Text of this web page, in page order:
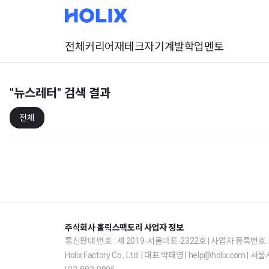
전체 커리어재테크자기계발학업멘토
"뉴스레터" 검색 결과
전체
주식회사 홀릭스팩토리 사업자 정보
통신판매 번호 : 제 2019-서울마포-2322호 | 사업자 등록번
Holix Factory Co., Ltd. | 대표 박태영 | help@holix.com | 서